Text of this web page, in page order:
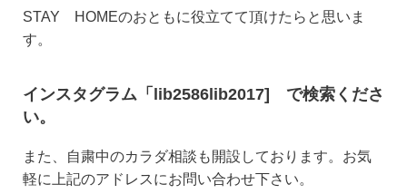
STAY HOMEのおともに役立てて頂けたらと思いま
す。
インスタグラム「lib2586lib2017] で検索くださ
い。
また、自粛中のカラダ相談も開設しております。お気
軽に上記のアドレスにお問い合わせ下さい。